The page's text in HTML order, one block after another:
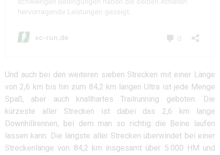
Und auch bei den weiteren sieben Strecken mit einer Länge
von 2,6 km bis hin zum 84,2 km langen Ultra ist jede Menge
Spaß, aber auch knallhartes Trailrunning geboten. Die
kürzeste aller Strecken ist dabei das 2,6 km lange
Downhillrennen, bei dem man so richtig die Beine laufen
lassen kann. Die längste aller Strecken überwindet bei einer
Streckenlänge von 84,2 km insgesamt über 5.000 HM und